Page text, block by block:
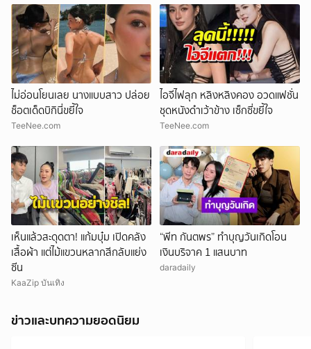
ไม่อ่อนโยนเลย นางแบบสาว ปล่อย
ช็อตเด็ดบิกินี่ขยี้ใจ
TeeNee.com
ไอจีไฟลุก หลิงหลิงคอง อวดแฟชั่น
ชุดหนังดำเว้าข้าง เซ็กซี่ขยี้ใจ
TeeNee.com
เห็นแล้วสะดุดตา! แก้มบุ๋ม เปิดคลัง
เสื้อผ้า แต่ไม้แขวนหลากสีกลับแย่ง
ซีน
KaaZip บันเทิง
“พีท กันตพร” ทำบุญวันเกิดโอน
เงินบริจาค 1 แสนบาท
daradaily
ข่าวและบทความยอดนิยม